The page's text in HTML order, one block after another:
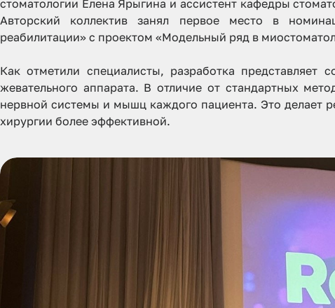
стоматологии Елена Ярыгина и ассистент кафедры
Авторский коллектив занял первое место в
реабилитации» с проектом «Модельный ряд в
Как отметили специалисты, разработка
жевательного аппарата. В отличие от стандартных
нервной системы и мышц каждого пациента. Это делает
хирургии более эффективной.